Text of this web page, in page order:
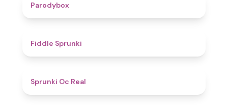
Parodybox
Fiddle Sprunki
Sprunki Oc Real